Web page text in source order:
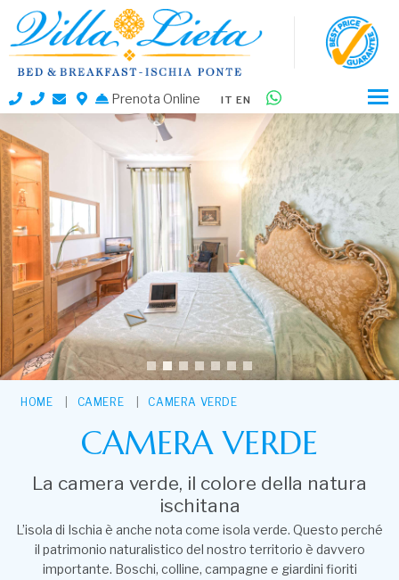
Prenota Online IT EN
HOME CAMERE CAMERA VERDE
CAMERA VERDE
La camera verde, il colore della natura
ischitana
L’isola di Ischia è anche nota come isola verde. Questo perché
il patrimonio naturalistico del nostro territorio è davvero
importante. Boschi, colline, campagne e giardini fioriti